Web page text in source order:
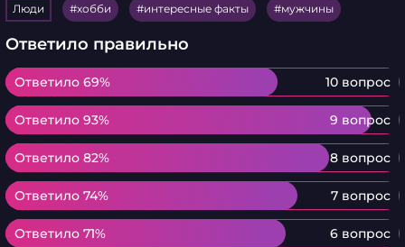
Люди хобби интересные факты мужчины
Ответило правильно
Ответило 69% 10 вопрос
Ответило 69%
Ответило 93% 9 вопрос
Ответило 93%
Ответило 82% 8 вопрос
Ответило 82%
Ответило 74% 7 вопрос
Ответило 74%
Ответило 71% 6 вопрос
Ответило 71%